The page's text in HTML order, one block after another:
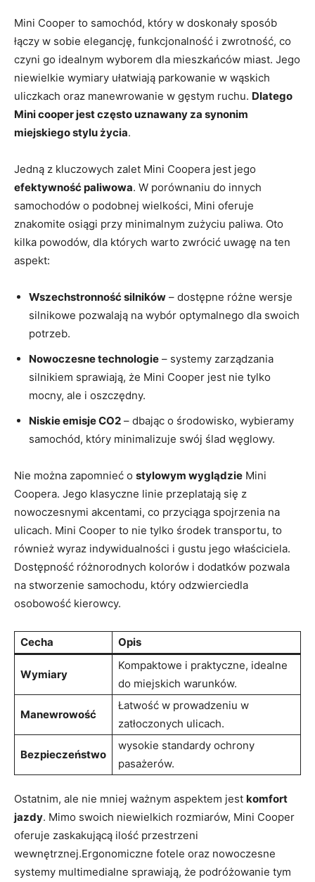
Mini Cooper to samochód, który w doskonały sposób
łączy w sobie elegancję, funkcjonalność i zwrotność, co
czyni go idealnym wyborem dla mieszkańców miast. Jego
niewielkie wymiary ułatwiają parkowanie w wąskich
uliczkach oraz manewrowanie w gęstym ruchu. Dlatego
Mini cooper jest często uznawany za synonim
miejskiego stylu życia.
Jedną z kluczowych zalet Mini Coopera jest jego
efektywność paliwowa. W porównaniu do innych
samochodów o podobnej wielkości, Mini oferuje
znakomite osiągi przy minimalnym zużyciu paliwa. Oto
kilka powodów, dla których warto zwrócić uwagę na ten
aspekt:
Wszechstronność silników – dostępne różne wersje
silnikowe pozwalają na wybór optymalnego dla swoich
potrzeb.
Nowoczesne technologie – systemy zarządzania
silnikiem sprawiają, że Mini Cooper jest nie tylko
mocny, ale i oszczędny.
Niskie emisje CO2 – dbając o środowisko, wybieramy
samochód, który minimalizuje swój ślad węglowy.
Nie można zapomnieć o stylowym wyglądzie Mini
Coopera. Jego klasyczne linie przeplatają się z
nowoczesnymi akcentami, co przyciąga spojrzenia na
ulicach. Mini Cooper to nie tylko środek transportu, to
również wyraz indywidualności i gustu jego właściciela.
Dostępność różnorodnych kolorów i dodatków pozwala
na stworzenie samochodu, który odzwierciedla
osobowość kierowcy.
Cecha Opis
Wymiary
Kompaktowe i praktyczne, idealne
do miejskich warunków.
Manewrowość
Łatwość w prowadzeniu w
zatłoczonych ulicach.
Bezpieczeństwo
wysokie standardy ochrony
pasażerów.
Ostatnim, ale nie mniej ważnym aspektem jest komfort
jazdy. Mimo swoich niewielkich rozmiarów, Mini Cooper
oferuje zaskakującą ilość przestrzeni
wewnętrznej.Ergonomiczne fotele oraz nowoczesne
systemy multimedialne sprawiają, że podróżowanie tym